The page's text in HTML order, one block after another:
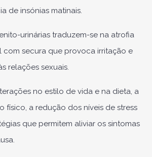
de insónias matinais.
urinárias traduzem-se na atrofia
com secura que provoca irritação e
relações sexuais.
no estilo de vida e na dieta, a
físico, a redução dos níveis de stress
que permitem aliviar os sintomas